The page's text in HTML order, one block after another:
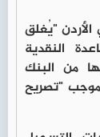
"يُغلق
النقدية
من البنك
بموجب "تصريح